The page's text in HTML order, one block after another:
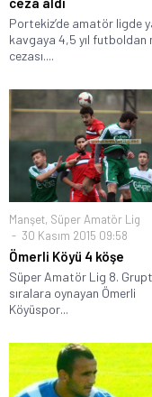
Portekiz’de amatör ligde
kavgaya 4,5 yıl futboldan
cezası....
Manşet, Süper Amatör Lig
30 Kasım 2015 09:58
Ömerli Köyü 4 köşe
Süper Amatör Lig 8.
sıralara oynayan Ömerli
Köyüspor...